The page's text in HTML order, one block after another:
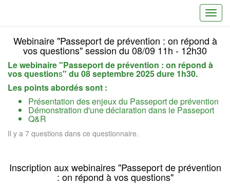
Webinaire "Passeport de prévention : on répond à
vos questions" session du 08/09 11h - 12h30
Le webinaire "Passeport de prévention : on répond à
vos questions" du 08 septembre 2025 dure 1h30.
Les points abordés sont :
Présentation des enjeux du Passeport de prévention
Démonstration d'une déclaration dans le Passeport
Q&R
Il y a 7 questions dans ce questionnaire.
Inscription aux webinaires "Passeport de prévention
: on répond à vos questions"